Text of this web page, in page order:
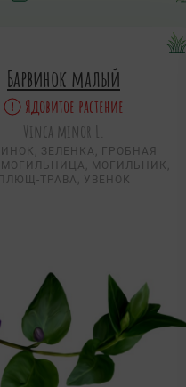
Барвинок малый
Ядовитое растение
Vinca minor L.
ЗЕЛЕНКА, ГРОБНАЯ
МОГИЛЬНИЦА, МОГИЛЬНИК,
ПЛЮЩ-ТРАВА, УВЕНОК